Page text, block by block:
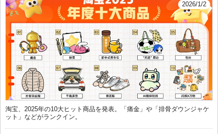
2026/1/2
淘宝、2025年の10大ヒット商品を発表。「痛金」や「排骨ダウンジャケ
ット」などがランクイン。